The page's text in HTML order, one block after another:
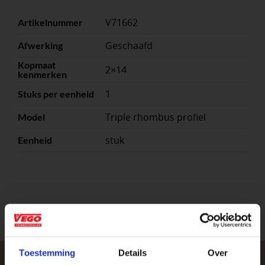
Toestemming Details Over
Artikelnummer V71662
Afwerking Geschaafd
Kopmaat
kenmerken
2×14
Stuks per eenheid 1
Model Triple rhombus profiel
Eenheid stuk